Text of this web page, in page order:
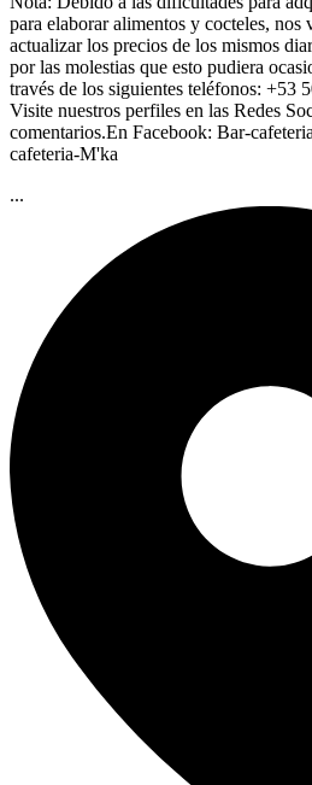
para elaborar alimentos y cocteles, nos
actualizar los precios de los mismos
por las molestias que esto pudiera
través de los siguientes teléfonos: +53
Visite nuestros perfiles en las Redes
comentarios.En Facebook: Bar-
cafeteria-M'ka
...